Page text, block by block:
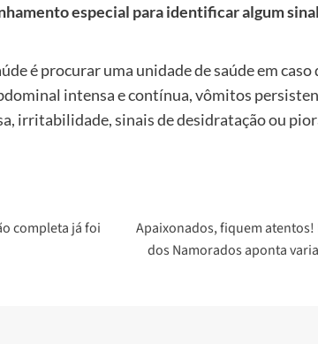
especial para identificar algum
é procurar uma unidade de saúde em
intensa e contínua, vômitos
irritabilidade, sinais de desidratação ou
completa já foi
Apaixonados, fiquem
dos Namorados aponta